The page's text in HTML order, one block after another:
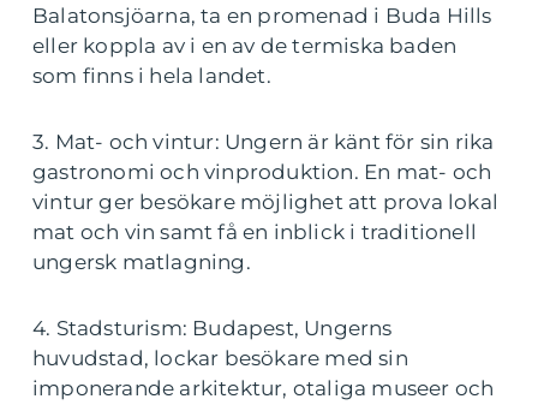
Balatonsjöarna, ta en promenad i Buda Hills
eller koppla av i en av de termiska baden
som finns i hela landet.
3. Mat- och vintur: Ungern är känt för sin rika
gastronomi och vinproduktion. En mat- och
vintur ger besökare möjlighet att prova lokal
mat och vin samt få en inblick i traditionell
ungersk matlagning.
4. Stadsturism: Budapest, Ungerns
huvudstad, lockar besökare med sin
imponerande arkitektur, otaliga museer och